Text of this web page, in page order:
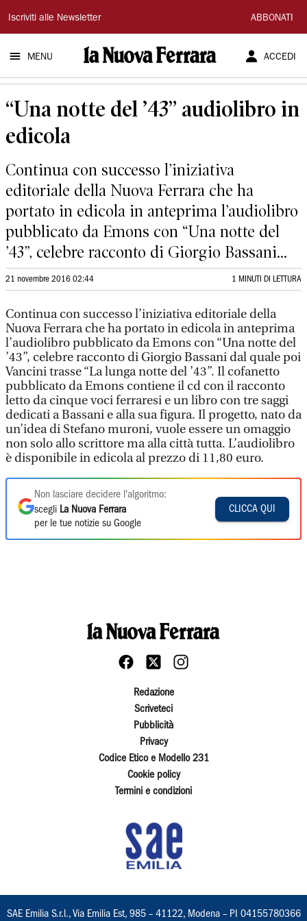
La
Nuova
Ferrara
Iscriviti alle Newsletter ABBONATI
MENU ACCEDI
“Una notte del ’43” audiolibro in
edicola
Continua con successo l’iniziativa
editoriale della Nuova Ferrara che ha
portato in edicola in anteprima l’audiolibro
pubblicato da Emons con “Una notte del
’43”, celebre racconto di Giorgio Bassani...
21 novembre 2016 02:44 1 MINUTI DI LETTURA
Continua con successo l’iniziativa editoriale della
Nuova Ferrara che ha portato in edicola in anteprima
l’audiolibro pubblicato da Emons con “Una notte del
’43”, celebre racconto di Giorgio Bassani dal quale poi
Vancini trasse “La lunga notte del ’43”. Il cofanetto
pubblicato da Emons contiene il cd con il racconto
letto da cinque voci ferraresi e un libro con tre saggi
dedicati a Bassani e alla sua figura. Il progetto, nato da
un’idea di Stefano muroni, vuole essere un omaggio
non solo allo scrittore ma alla città tutta. L’audiolibro
è disponibile in edicola al prezzo di 11,80 euro.
Non lasciare decidere l'algoritmo:
scegli La Nuova Ferrara
per le tue notizie su Google
CLICCA QUI
Redazione
Scriveteci
Pubblicità
Privacy
Codice Etico e Modello 231
Cookie policy
Termini e condizioni
SAE Emilia S.r.l., Via Emilia Est, 985 – 41122, Modena – PI 04155780366